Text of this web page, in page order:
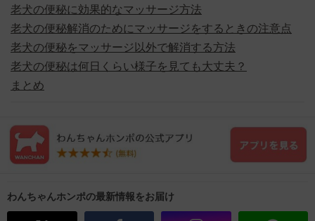
老犬の便秘に効果的なマッサージ方法
老犬の便秘解消のためにマッサージをするときの注意点
老犬の便秘をマッサージ以外で解消する方法
老犬の便秘は何日くらい様子を見ても大丈夫？
まとめ
わんちゃんホンポの最新情報をお届け